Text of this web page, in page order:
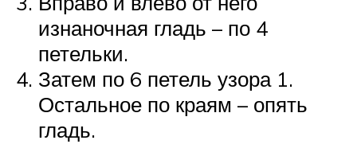
изнаночная гладь – по 4
петельки.
Затем по 6 петель узора 1.
Остальное по краям – опять
гладь.